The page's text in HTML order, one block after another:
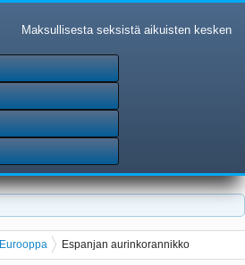
Maksullisesta seksistä aikuisten kesken
Eurooppa Espanjan aurinkorannikko